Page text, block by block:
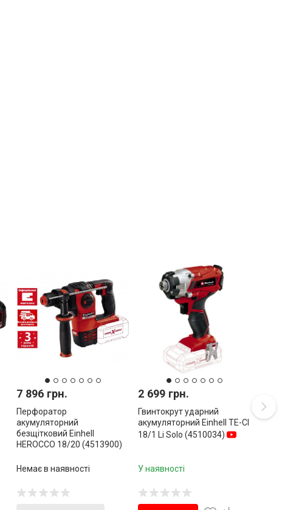
7 896 грн.
Перфоратор
акумуляторний
безщітковий Einhell
HEROCCO 18/20 (4513900)
Немає в наявності
2 699 грн.
Гвинтокрут ударний
акумуляторний Einhell TE-CI
18/1 Li Solo (4510034)
У наявності